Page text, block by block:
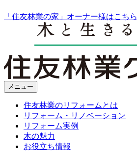
「住友林業の家」オーナー様はこちら
メニュー
住友林業のリフォームとは
リフォーム・リノベーション
リフォーム実例
木の魅力
お役立ち情報